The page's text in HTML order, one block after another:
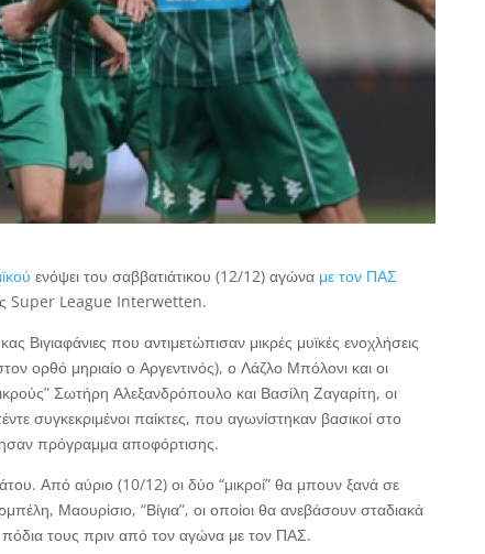
ενόψει του σαββατιάτικου (12/12) αγώνα με τον ΠΑΣ
Super League Interwetten.
Βιγιαφάνιες που αντιμετώπισαν μικρές μυϊκές ενοχλήσεις
ορθό μηριαίο ο Αργεντινός), ο Λάζλο Μπόλονι και οι
Σωτήρη Αλεξανδρόπουλο και Βασίλη Ζαγαρίτη, οι
συγκεκριμένοι παίκτες, που αγωνίστηκαν βασικοί στο
πρόγραμμα αποφόρτισης.
Από αύριο (10/12) οι δύο “μικροί” θα μπουν ξανά σε
Μαουρίσιο, “Βίγια”, οι οποίοι θα ανεβάσουν σταδιακά
τους πριν από τον αγώνα με τον ΠΑΣ.